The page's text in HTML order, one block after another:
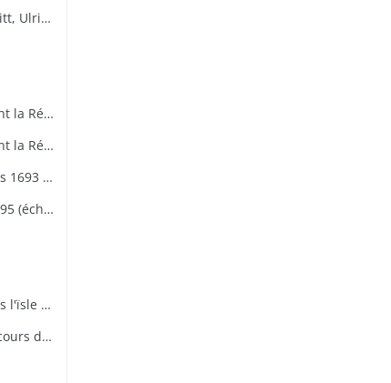
Eguisheim : les Trois Châteaux, par Redslob, Schmitt, Ulrich
Carte du ressort de la Cour d'Appel de Colmar avant la Réforme de 1959
Carte du ressort de la Cour d'Appel de Colmar avant la Réforme de 1959
Plan de la ville de Bâle et de celle de Huningue vers 1693 (échelle 300 toises)
Carte des environs de Bâle et de Huningue vers 1695 (éch. 1/50000)
Vieux-Brisach : plan du "passage des ennemis dans l'ïsle de Reignack en 1743" (éch. 600 toises)
Brisach vers 1695 : Proposition de rectification du cours du Rhin et digue (éch. 500 toises)